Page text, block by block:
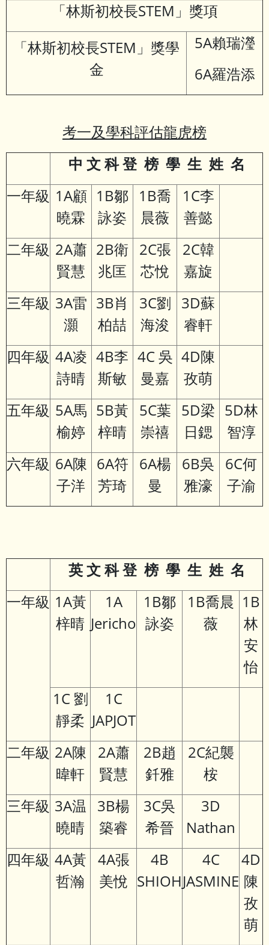
「林斯初校長STEM」獎項
「林斯初校長STEM」獎學
金
5A賴瑞瀅
6A羅浩添
考一及學科評估龍虎榜
中 文科登 榜 學 生 姓 名
一年級 1A顧
曉霖
1B鄒
詠姿
1B喬
晨薇
1C李
善懿
二年級 2A蕭
賢慧
2B衛
兆匡
2C張
芯悅
2C韓
嘉旋
三年級 3A雷
灝
3B肖
柏喆
3C劉
海浚
3D蘇
睿軒
四年級 4A凌
詩晴
4B李
斯敏
4C 吳
曼嘉
4D陳
孜萌
五年級 5A馬
榆婷
5B黃
梓晴
5C葉
崇禧
5D梁
日鍶
5D林
智淳
六年級 6A陳
子洋
6A符
芳琦
6A楊
曼
6B吳
雅濠
6C何
子渝
英文科登 榜 學 生 姓 名
一年級 1A黃
梓晴
1A
Jericho
1B鄒
詠姿
1B喬晨
薇
1B
林
安
怡
1C 劉
靜柔
1C
JAPJOT
二年級 2A陳
暐軒
2A蕭
賢慧
2B趙
釺雅
2C紀襲
桉
三年級 3A温
曉晴
3B楊
築睿
3C吳
希晉
3D
Nathan
四年級 4A黃
哲瀚
4A張
美悅
4B
SHIOH
4C
JASMINE
4D
陳
孜
萌